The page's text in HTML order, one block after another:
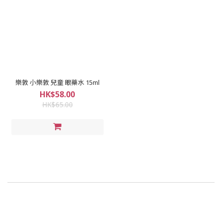
樂敦 小樂敦 兒童 眼藥水 15ml
HK$58.00
HK$65.00